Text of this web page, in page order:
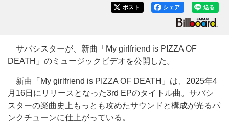
送る
シェア
ポスト
サバシスターが、新曲「My girlfriend is PIZZA OF
DEATH」のミュージックビデオを公開した。
新曲「My girlfriend is PIZZA OF DEATH」は、2025年4
月16日にリリースとなった3rd EPのタイトル曲。サバシ
スターの楽曲史上もっとも攻めたサウンドと構成が光るパ
ンクチューンに仕上がっている。